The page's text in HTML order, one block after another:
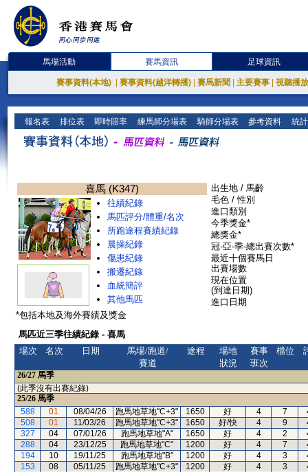
馬場活動 賽馬資訊 足球資訊
賽事資料(本地) 賽事資料(越洋轉播) 賽馬新聞 主要賽事 視聽播
報名表 排位表 即時賠率 練馬師分場表 騎師分場表 參考資料 統
喜馬 (K347)
往績紀錄
馬匹評分/體重/名次
所跑途程賽績紀錄
晨操紀錄
傷患紀錄
搬遷紀錄
血統簡評
其他馬匹
出生地 / 馬齡
毛色 / 性別
進口類別
今季獎金*
總獎金*
冠-亞-季-總出賽次數*
最近十個賽馬日
出賽場數
現在位置
(到達日期)
進口日期
*包括本地及海外賽績及獎金
馬匹近三季往績紀錄 - 喜馬
場次
名次 日期
馬場/跑道/
賽道
途程
場地
狀況
賽事
班次
檔位
26/27 馬季
(此季沒有出賽紀錄)
25/26 馬季
588
01 08/04/26 跑馬地草地"C+3" 1650 好 4 7
508
01 11/03/26 跑馬地草地"C+3" 1650 好/快 4 9
327
04 07/01/26 跑馬地草地"A" 1650 好 4 2
288
04 23/12/25 跑馬地草地"C" 1200 好 4 7
194
10 19/11/25 跑馬地草地"B" 1200 好 4 3
153
08 05/11/25 跑馬地草地"C+3" 1200 好 4 3